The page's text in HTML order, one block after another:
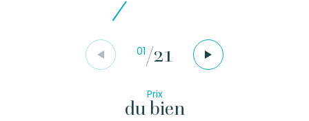
01 /21
Prix
du bien